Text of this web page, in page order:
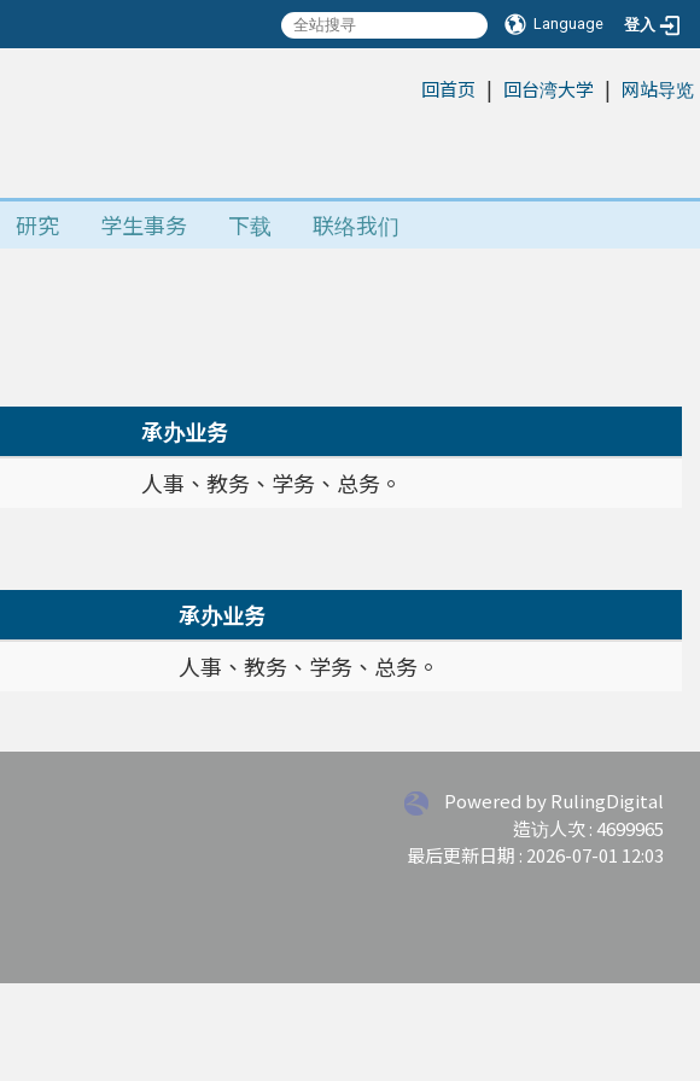
Language 登入
回首页 | 回台湾大学 | 网站导览
研究 学生事务 下载 联络我们
承办业务
人事、教务、学务、总务。
承办业务
人事、教务、学务、总务。
Powered by RulingDigital
造访人次 : 4699965
最后更新日期 : 2026-07-01 12:03